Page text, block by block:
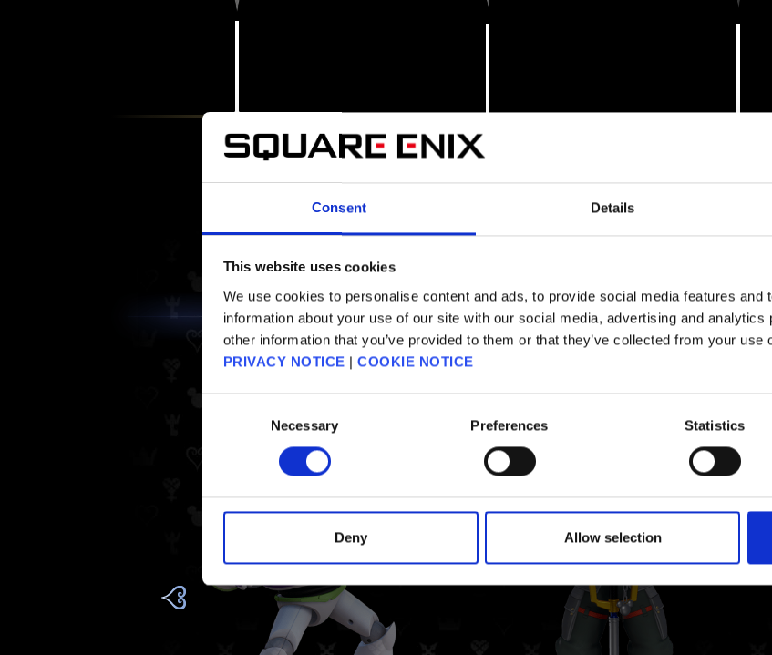
Consent Details
This website uses cookies
We use cookies to personalise content and ads, to provide social media features and
information about your use of our site with our social media, advertising and
other information that you’ve provided to them or that they’ve collected from your use
PRIVACY NOTICE | COOKIE NOTICE
Necessary Preferences Statistics
Deny Allow selection
HÉROS